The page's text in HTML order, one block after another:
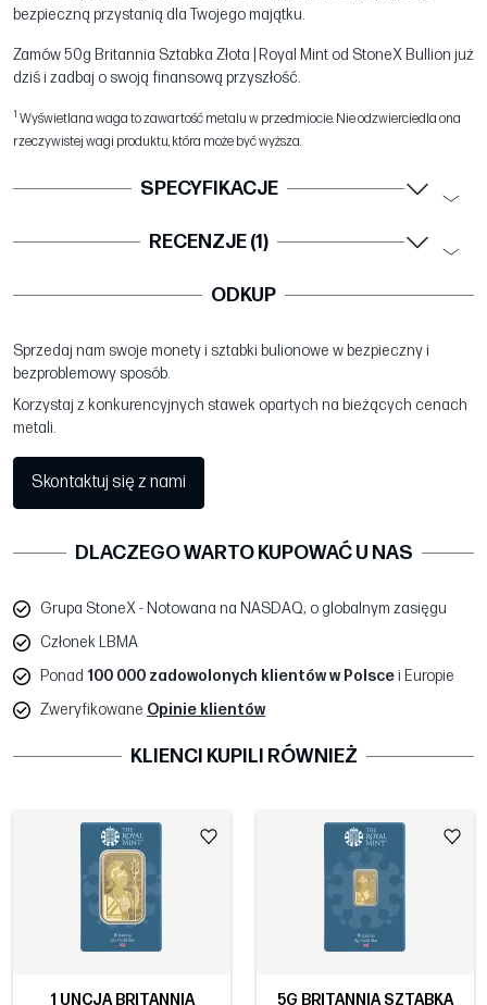
bezpieczną przystanią dla Twojego majątku.
Zamów 50g Britannia Sztabka Złota | Royal Mint od StoneX Bullion już
dziś i zadbaj o swoją finansową przyszłość.
1 Wyświetlana waga to zawartość metalu w przedmiocie. Nie odzwierciedla ona
rzeczywistej wagi produktu, która może być wyższa.
SPECYFIKACJE
RECENZJE (1)
ODKUP
Sprzedaj nam swoje monety i sztabki bulionowe w bezpieczny i
bezproblemowy sposób.
Korzystaj z konkurencyjnych stawek opartych na bieżących cenach
metali.
Skontaktuj się z nami
DLACZEGO WARTO KUPOWAĆ U NAS
Grupa StoneX - Notowana na NASDAQ, o globalnym zasięgu
Członek LBMA
Ponad 100 000 zadowolonych klientów w Polscei Europie
Zweryfikowane Opinie klientów
KLIENCI KUPILI RÓWNIEŻ
1 UNCJA BRITANNIA 5G BRITANNIA SZTABKA